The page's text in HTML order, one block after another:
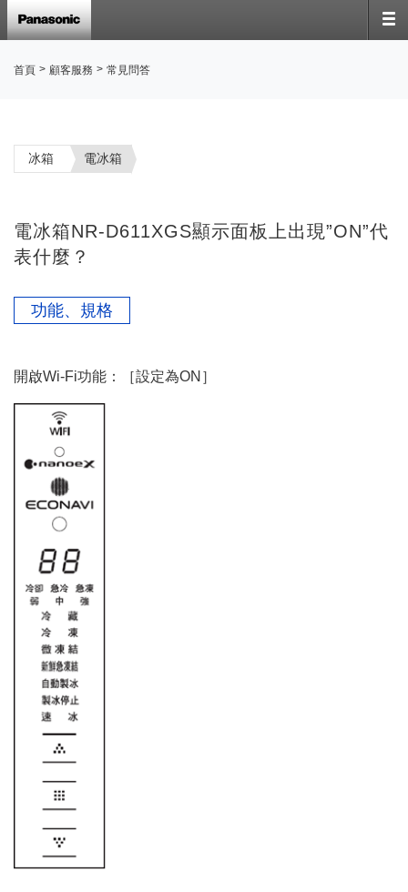
首頁 > 顧客服務 > 常見問答
冰箱 電冰箱
電冰箱NR-D611XGS顯示面板上出現”ON”代
表什麼？
功能、規格
開啟Wi-Fi功能：［設定為ON］